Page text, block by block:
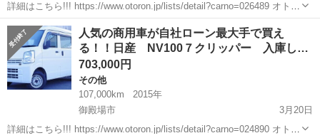
詳細はこちら!!! https://www.otoron.jp/lists/detail?carno=026489 オトロ
ンの自社ローンは金利無し！！！ 他社で断られた方でも、自己破産、
債務整理、ローンブラック...
静岡 御殿場市 キューブ オトロン
人気の商用車が自社ローン最大手で買え
る！！日産 NV100７クリッパー 入庫し…
703,000円
その他
107,000km
2015年
御殿場市
3月20日
詳細はこちら!!! https://www.otoron.jp/lists/detail?carno=024890 オトロ